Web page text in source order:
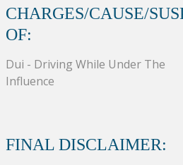
CHARGES/CAUSE/
OF:
Dui - Driving While Under The
Influence
FINAL DISCLAIMER: